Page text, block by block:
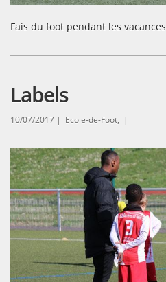
Fais du foot pendant les vacances
Labels
10/07/2017 | Ecole-de-Foot, |